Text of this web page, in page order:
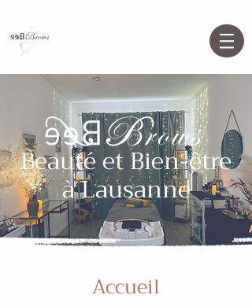
Beauté et Bien-être
à Lausanne
Accueil